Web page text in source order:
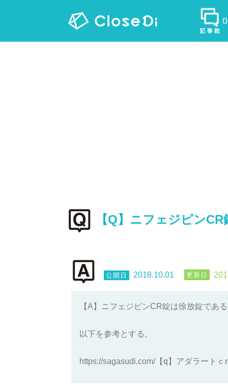
【Q】ニフェジピン
2018.10.01
【A】ニフェジピンCR錠は徐放錠であ
以下を参考とする。
https://sagasudi.com/【q】アダラート